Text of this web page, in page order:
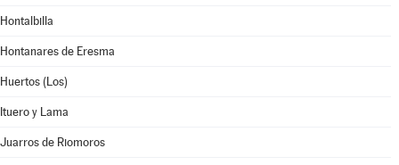
Hontalbilla
Hontanares de Eresma
Huertos (Los)
Ituero y Lama
Juarros de Riomoros